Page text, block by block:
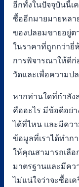
อีกทั้งในปัจจุบันนี้เ
ซื้ออีกมายมายหลา
ของปลอมขายอยู่ต
ในราคาที่ถูกกว่ายี่
การพิจารณาให้ดีก่
วัดและเพื่อความป
หากท่านใดที่กำลัง
คืออะไร มีข้อดีอย่า
ได้ที่ไหน และมีคว
ข้อมูลที่เราได้ทำก
ให้คุณสามารถเลือ
มาตรฐานและมีคว
ไม่แน่ใจว่าจะซื้อเ